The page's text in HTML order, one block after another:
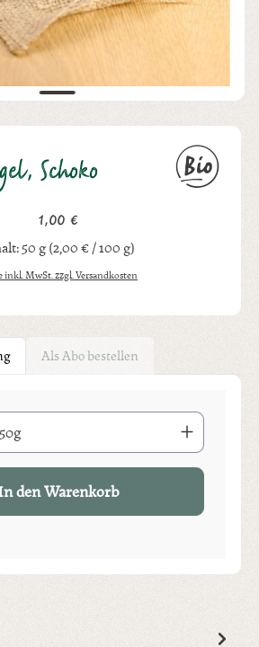
Schoko
Regulärer Preis:
1,00 €
50 g(2,00 € / 100 g)
inkl. MwSt. zzgl. Versandkosten
Als Abo bestellen
den gewünschten Wert ein oder benutze
50g
den Warenkorb